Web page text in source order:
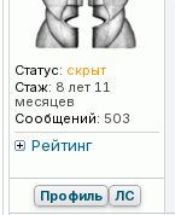
Статус: скрыт
Стаж: 8 лет 11
месяцев
Сообщений: 503
Рейтинг
Профиль ЛС